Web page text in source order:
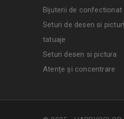
Bijuterii de confectionat
Seturi de desen si
tatuaje
Seturi desen si pictura
Atențe și concentrare